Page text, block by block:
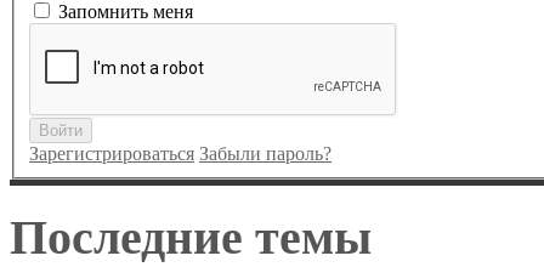
Запомнить меня
Войти
Зарегистрироваться Забыли пароль?
Последние темы